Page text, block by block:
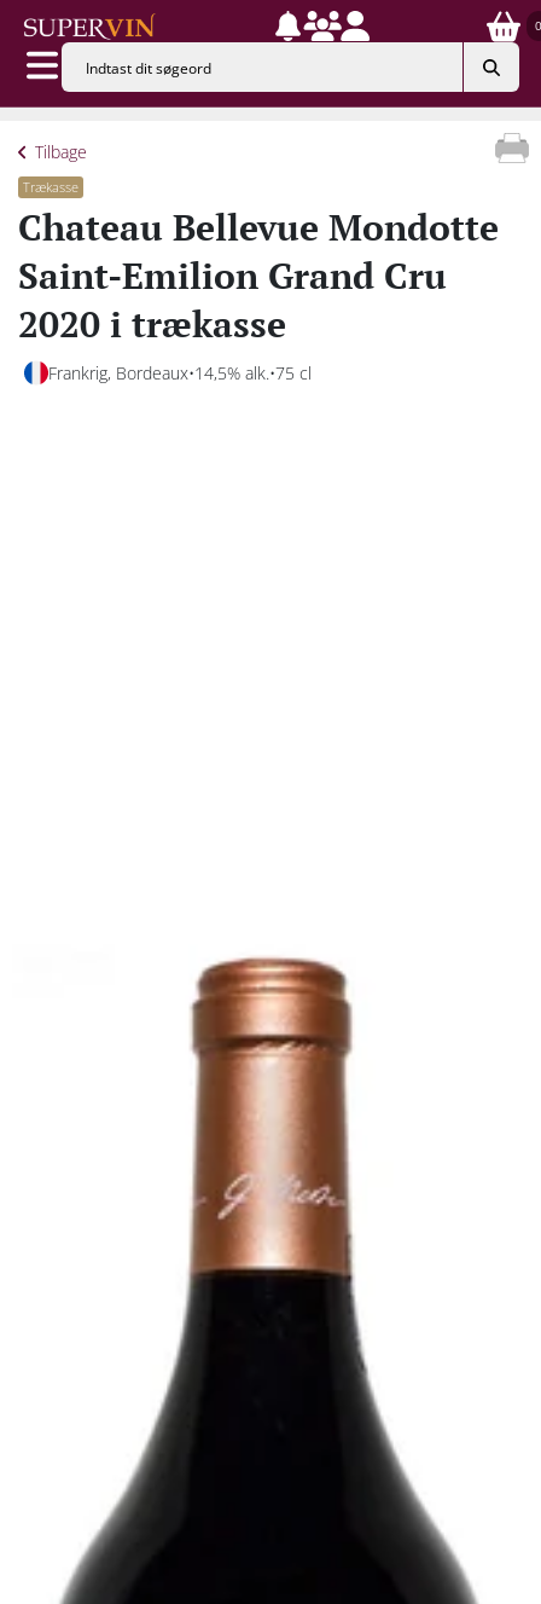
0
Tilbage
Trækasse
Chateau Bellevue Mondotte
Saint-Emilion Grand Cru
2020 i trækasse
Frankrig, Bordeaux 14,5% alk. 75 cl